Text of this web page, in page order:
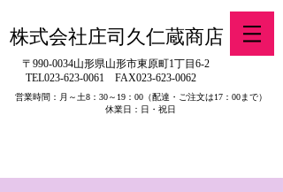
株式会社庄司久仁蔵商店
〒990-0034山形県山形市東原町1丁目6-2
TEL023-623-0061 FAX023-623-0062
営業時間：月～土8：30～19：00（配達・ご注文は17：00まで）
休業日：日・祝日